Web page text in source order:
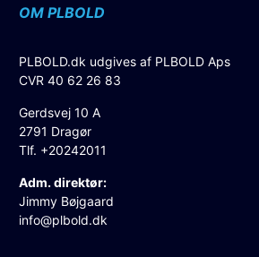
OM PLBOLD
PLBOLD.dk udgives af PLBOLD Aps
CVR 40 62 26 83
Gerdsvej 10 A
2791 Dragør
Tlf. +20242011
Adm. direktør:
Jimmy Bøjgaard
info@plbold.dk